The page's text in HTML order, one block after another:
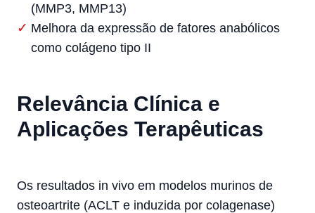
(MMP3, MMP13)
Melhora da expressão de fatores anabólicos
como colágeno tipo II
Relevância Clínica e
Aplicações Terapêuticas
Os resultados in vivo em modelos murinos de
osteoartrite (ACLT e induzida por colagenase)